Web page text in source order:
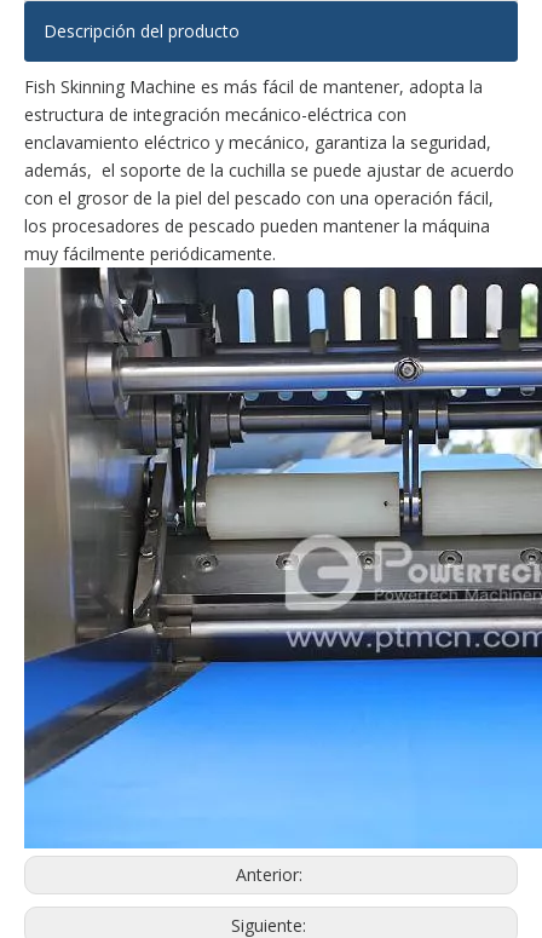
Línea automática de solución total de bagre Línea de procesamiento de bagre estable multifuncional
Línea de procesamiento de bagre automática flexible Línea de procesamiento de bagre automática personalizada
Descripción del producto
Fish Skinning Machine es más fácil de mantener, adopta la
estructura de integración mecánico-eléctrica con
enclavamiento eléctrico y mecánico, garantiza la seguridad,
además, el soporte de la cuchilla se puede ajustar de acuerdo
con el grosor de la piel del pescado con una operación fácil,
los procesadores de pescado pueden mantener la máquina
muy fácilmente periódicamente.
Anterior:
Siguiente: